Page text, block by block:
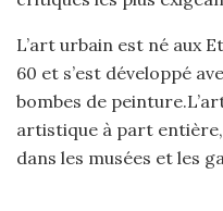
L’art urbain est né aux
60 et s’est développé
bombes de
artistique à part
dans les musées et les